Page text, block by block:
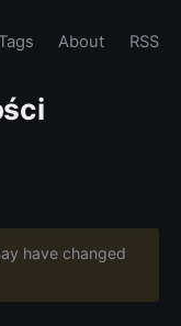
About RSS
have changed